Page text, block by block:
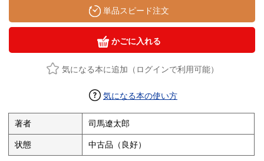
単品スピード注文
かごに入れる
気になる本に追加（ログインで利用可能）
気になる本の使い方
著者 司馬遼太郎
状態 中古品（良好）